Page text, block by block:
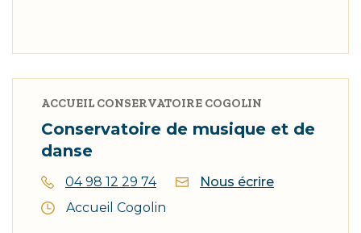
ACCUEIL CONSERVATOIRE COGOLIN
Conservatoire de musique et de
danse
04 98 12 29 74
Nous écrire
Accueil Cogolin